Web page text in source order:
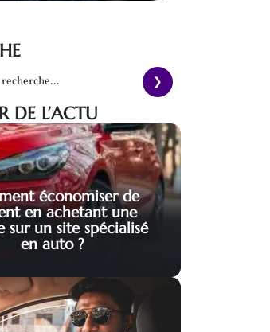
L’ACTU
économiser de
en achetant une
sur un site spécialisé
en auto ?